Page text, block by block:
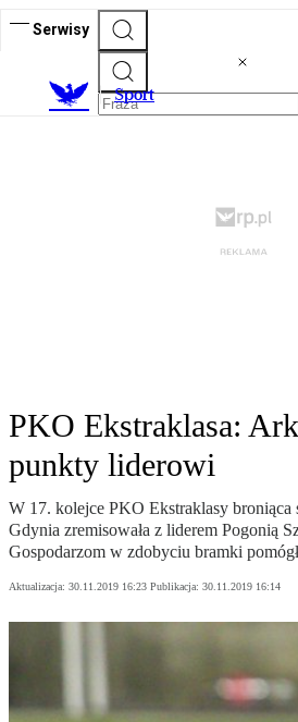
Serwisy
Sport
PKO Ekstraklasa:
punkty liderowi
W 17. kolejce PKO Ekstraklasy broniąca
Gdynia zremisowała z liderem Pogonią
Gospodarzom w zdobyciu bramki
Aktualizacja: 30.11.2019 16:23 Publikacja: 30.11.2019 16:14